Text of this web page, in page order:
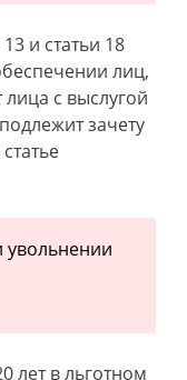
и статьи 18
лиц,
с выслугой
зачету
лет в льготном